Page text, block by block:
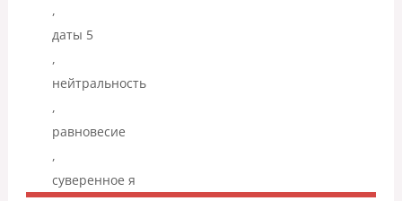
,
даты 5
,
нейтральность
,
равновесие
,
суверенное я